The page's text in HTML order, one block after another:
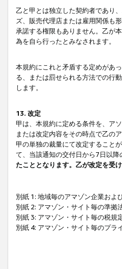
乙と甲とは独立した契約者であり
ズ、販売代理店または雇用関係も
承諾する権限もありません。乙が
為を自ら行ったとみなされます。
本規約にこれと矛盾する定めがあ
る、または罰せられる方法での行
します。
13. 改定
甲は、本規約に定める条件を、ア
または改定内容をその時点で乙の
甲の単独の裁量にて改定すること
て、当該通知の交付日から7日以降
たこととなります。乙が改定を受
別紙 1: 地域毎のアマゾン企業およ
別紙 2: アマゾン・サイト毎の準拠
別紙 3: アマゾン・サイト毎の税規
別紙 4: アマゾン・サイト毎のプラ